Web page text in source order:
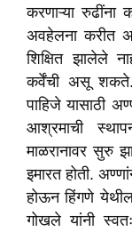
करणाऱ्या रुढींना
अवहेलना करीत
शिक्षित झालेले
कर्वेंची असू शकते.
पाहिजे यासाठी
आश्रमाची
माळरानावर सुरु
इमारत होती.
होऊन हिंगणे
गोखले यांनी